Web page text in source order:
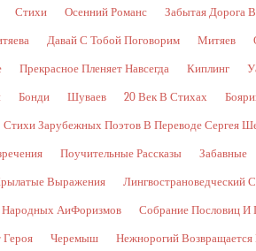
Стихи Осенний Романс Забытая Дорога
Давай С Тобой Поговорим Митяев
Прекрасное Пленяет Навсегда Киплинг
Бонди Шуваев 20 Век В Стихах
Стихи Зарубежных Поэтов В Переводе Сергея
Поучительные Рассказы Забавные
Выражения Лингвострановедческий
Народных АиФоризмов Собрание Пословиц И
Черемыш Нежнорогий